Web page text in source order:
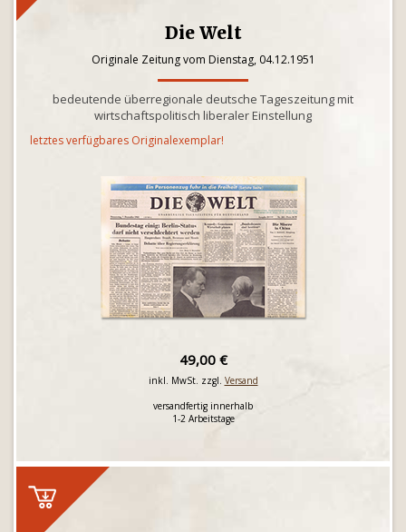
Die Welt
Originale Zeitung vom Dienstag, 04.12.1951
bedeutende überregionale deutsche Tageszeitung mit
wirtschaftspolitisch liberaler Einstellung
letztes verfügbares Originalexemplar!
49,00 €
inkl. MwSt. zzgl. Versand
versandfertig innerhalb
1-2 Arbeitstage